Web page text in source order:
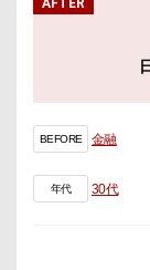
AFTER
BEFORE 金融
年代 30代